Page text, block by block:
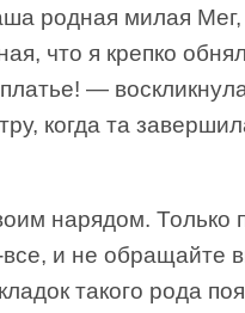
родная милая Мег,
что я крепко
—
когда та
нарядом. Только
и не обращайте
такого рода